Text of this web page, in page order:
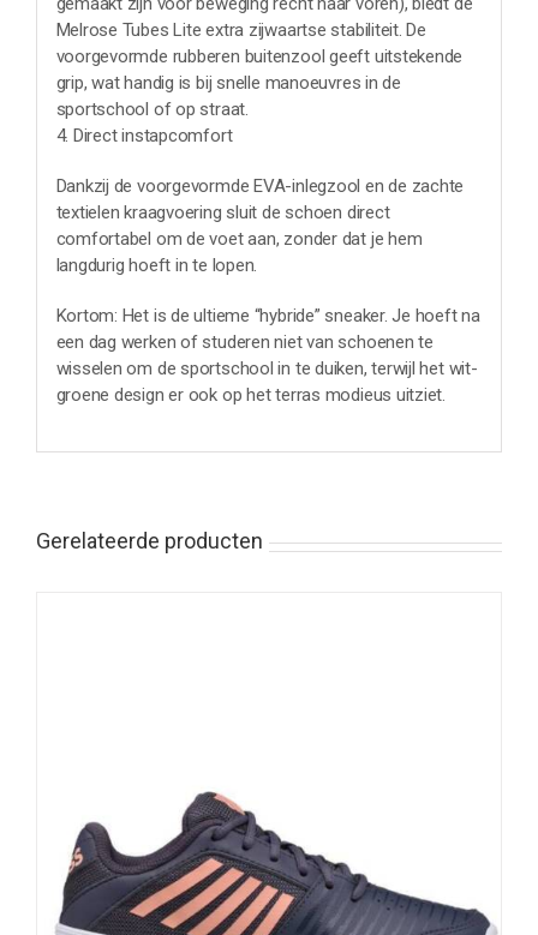
Melrose Tubes Lite extra zijwaartse stabiliteit. De
voorgevormde rubberen buitenzool geeft uitstekende
grip, wat handig is bij snelle manoeuvres in de
sportschool of op straat.
4. Direct instapcomfort
Dankzij de voorgevormde EVA-inlegzool en de zachte
textielen kraagvoering sluit de schoen direct
comfortabel om de voet aan, zonder dat je hem
langdurig hoeft in te lopen.
Kortom: Het is de ultieme “hybride” sneaker. Je hoeft na
een dag werken of studeren niet van schoenen te
wisselen om de sportschool in te duiken, terwijl het wit-
groene design er ook op het terras modieus uitziet.
Gerelateerde producten